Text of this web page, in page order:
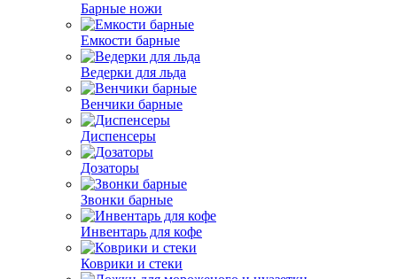
Барные ножи
Емкости барные
Ведерки для льда
Венчики барные
Диспенсеры
Дозаторы
Звонки барные
Инвентарь для кофе
Коврики и стеки